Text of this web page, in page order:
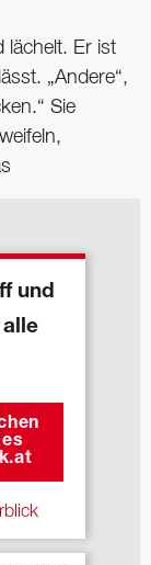
lächelt. Er ist
„Andere“,
Sie
und